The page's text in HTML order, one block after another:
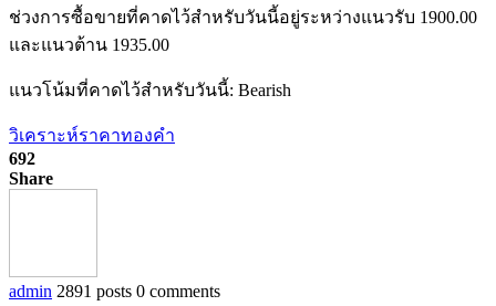
ช่วงการซื้อขายที่คาดไว้สำหรับวันนี้อยู่ระหว่างแนวรับ 1900.00
และแนวต้าน 1935.00
แนวโน้มที่คาดไว้สำหรับวันนี้: Bearish
วิเคราะห์ราคาทองคำ
692
Share
admin 2891 posts 0 comments